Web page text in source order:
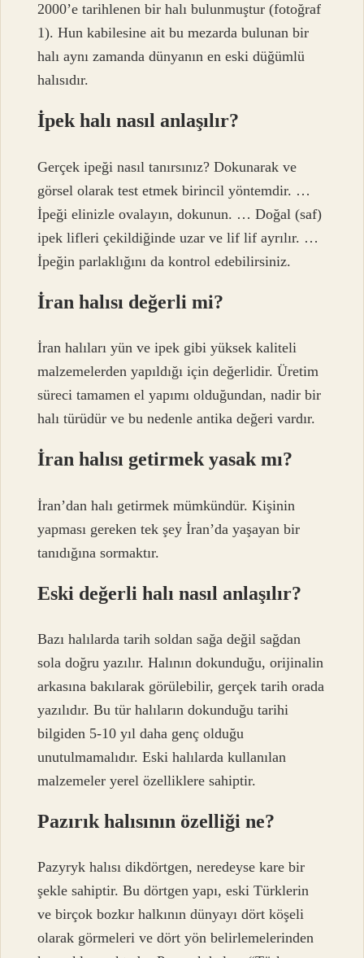
2000’e tarihlenen bir halı bulunmuştur (fotoğraf
1). Hun kabilesine ait bu mezarda bulunan bir
halı aynı zamanda dünyanın en eski düğümlü
halısıdır.
İpek halı nasıl anlaşılır?
Gerçek ipeği nasıl tanırsınız? Dokunarak ve
görsel olarak test etmek birincil yöntemdir. …
İpeği elinizle ovalayın, dokunun. … Doğal (saf)
ipek lifleri çekildiğinde uzar ve lif lif ayrılır. …
İpeğin parlaklığını da kontrol edebilirsiniz.
İran halısı değerli mi?
İran halıları yün ve ipek gibi yüksek kaliteli
malzemelerden yapıldığı için değerlidir. Üretim
süreci tamamen el yapımı olduğundan, nadir bir
halı türüdür ve bu nedenle antika değeri vardır.
İran halısı getirmek yasak mı?
İran’dan halı getirmek mümkündür. Kişinin
yapması gereken tek şey İran’da yaşayan bir
tanıdığına sormaktır.
Eski değerli halı nasıl anlaşılır?
Bazı halılarda tarih soldan sağa değil sağdan
sola doğru yazılır. Halının dokunduğu, orijinalin
arkasına bakılarak görülebilir, gerçek tarih orada
yazılıdır. Bu tür halıların dokunduğu tarihi
bilgiden 5-10 yıl daha genç olduğu
unutulmamalıdır. Eski halılarda kullanılan
malzemeler yerel özelliklere sahiptir.
Pazırık halısının özelliği ne?
Pazyryk halısı dikdörtgen, neredeyse kare bir
şekle sahiptir. Bu dörtgen yapı, eski Türklerin
ve birçok bozkır halkının dünyayı dört köşeli
olarak görmeleri ve dört yön belirlemelerinden